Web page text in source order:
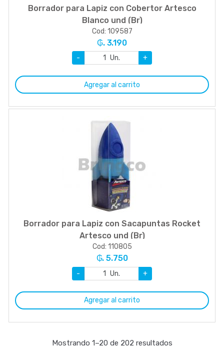
Borrador para Lapiz con Cobertor Artesco
Blanco und (Br)
Cod: 109587
₲. 3.190
- Un. +
Agregar al carrito
Borrador para Lapiz con Sacapuntas Rocket
Artesco und (Br)
Cod: 110805
₲. 5.750
- Un. +
Agregar al carrito
Mostrando 1–20 de 202 resultados